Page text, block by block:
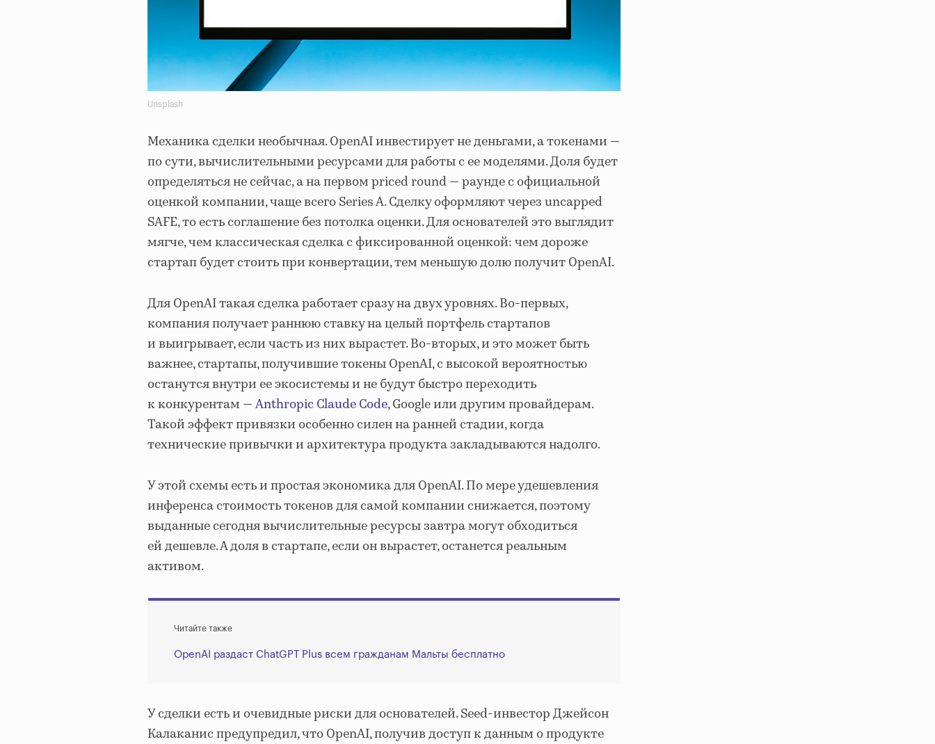
Unsplash
Механика сделки необычная. OpenAI инвестирует не деньгами, а токенами —
по сути, вычислительными ресурсами для работы с ее моделями. Доля будет
определяться не сейчас, а на первом priced round — раунде с официальной
оценкой компании, чаще всего Series A. Сделку оформляют через uncapped
SAFE, то есть соглашение без потолка оценки. Для основателей это выглядит
мягче, чем классическая сделка с фиксированной оценкой: чем дороже
стартап будет стоить при конвертации, тем меньшую долю получит OpenAI.
Для OpenAI такая сделка работает сразу на двух уровнях. Во-первых,
компания получает раннюю ставку на целый портфель стартапов
и выигрывает, если часть из них вырастет. Во-вторых, и это может быть
важнее, стартапы, получившие токены OpenAI, с высокой вероятностью
останутся внутри ее экосистемы и не будут быстро переходить
к конкурентам —Anthropic Claude Code, Google или другим провайдерам.
Такой эффект привязки особенно силен на ранней стадии, когда
технические привычки и архитектура продукта закладываются надолго.
У этой схемы есть и простая экономика для OpenAI. По мере удешевления
инференса стоимость токенов для самой компании снижается, поэтому
выданные сегодня вычислительные ресурсы завтра могут обходиться
ей дешевле. А доля в стартапе, если он вырастет, останется реальным
активом.
Читайте также
OpenAI раздаст ChatGPT Plus всем гражданам Мальты бесплатно
У сделки есть и очевидные риски для основателей. Seed-инвестор Джейсон
Калаканис предупредил, что OpenAI, получив доступ к данным о продукте